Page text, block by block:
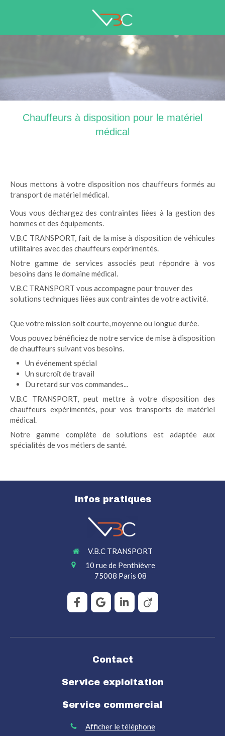
Chauffeurs à disposition pour le matériel
médical
Nous mettons à votre disposition nos chauffeurs formés au
transport de matériel médical.
Vous vous déchargez des contraintes liées à la gestion des
hommes et des équipements.
V.B.C TRANSPORT, fait de la mise à disposition de véhicules
utilitaires avec des chauffeurs expérimentés.
Notre gamme de services associés peutrépondre à vos
besoins dans le domaine médical.
V.B.C TRANSPORT vous accompagne pour trouver des
solutions techniques liées aux contraintes de votre activité.
Que votre mission soit courte, moyenne ou longue durée.
Vous pouvez bénéficiez de notre service de mise à disposition
de chauffeurs suivant vos besoins.
Un événement spécial
Un surcroît de travail
Du retard sur vos commandes...
V.B.C TRANSPORT, peut mettre à votre disposition des
chauffeurs expérimentés, pour vos transports de matériel
médical.
Notre gamme complète de solutions est adaptée aux
spécialités de vos métiers de santé.
Infos pratiques
V.B.C TRANSPORT
10 rue de Penthièvre
75008 Paris 08
Contact
Service exploitation
Service commercial
Afficher le téléphone